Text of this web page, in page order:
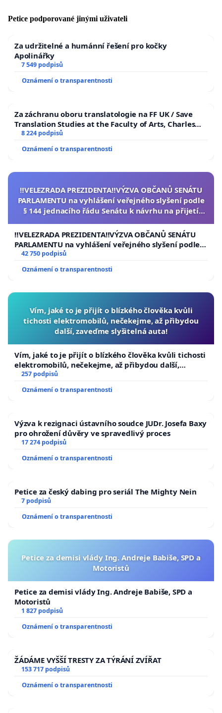
Petice podporované jinými uživateli
Za udržitelné a humánní řešení pro kočky
Apolinářky
7 549 podpisů
Oznámení o transparentnosti
Za záchranu oboru translatologie na FF UK / Save
Translation Studies at the Faculty of Arts, Charles
University
8 224 podpisů
Oznámení o transparentnosti
‼️VELEZRADA PREZIDENTA‼️VÝZVA OBČANŮ SENÁTU
PARLAMENTU na vyhlášení veřejného slyšení podle
§ 144 jednacího řádu Senátu k návrhu na přijetí
republiky
‼️VELEZRADA PREZIDENTA‼️VÝZVA OBČANŮ SENÁTU
PARLAMENTU na vyhlášení veřejného slyšení podle §
144 jednacího řádu Senátu k návrhu na přijetí
usnesení k podání ústavní žaloby na prezidenta
republiky
42 750 podpisů
Oznámení o transparentnosti
Vím, jaké to je přijít o blízkého člověka kvůli
tichosti elektromobilů, nečekejme, až přibydou
další, zaveďme slyšitelná auta!
Vím, jaké to je přijít o blízkého člověka kvůli tichosti
elektromobilů, nečekejme, až přibydou další,
zaveďme slyšitelná auta!
257 podpisů
Oznámení o transparentnosti
Výzva k rezignaci ústavního soudce JUDr. Josefa Baxy
pro ohrožení důvěry ve spravedlivý proces
17 274 podpisů
Oznámení o transparentnosti
Petice za český dabing pro seriál The Mighty Nein
7 podpisů
Oznámení o transparentnosti
Petice za demisi vlády Ing. Andreje Babiše, SPD a
Motoristů
Petice za demisi vlády Ing. Andreje Babiše, SPD a
Motoristů
1 827 podpisů
Oznámení o transparentnosti
ŽÁDÁME VYŠŠÍ TRESTY ZA TÝRÁNÍ ZVÍŘAT
153 717 podpisů
Oznámení o transparentnosti